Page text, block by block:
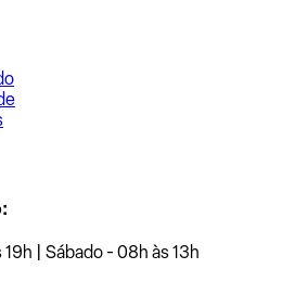
| Sábado - 08h às 13h